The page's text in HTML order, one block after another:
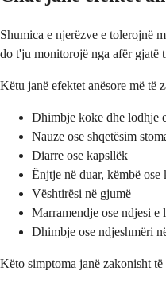
Shumica e njerëzve e tolerojnë
do t'ju monitorojë nga afër gjatë
Këtu janë efektet anësore më të
Dhimbje koke dhe lodhje
Nauze ose shqetësim
Diarre ose kapsllëk
Ënjtje në duar, këmbë ose
Vështirësi në gjumë
Marramendje ose ndjesi e
Dhimbje ose ndjeshmëri
Këto simptoma janë zakonisht